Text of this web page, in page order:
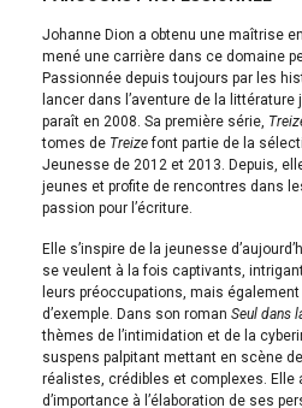
Johanne Dion a obtenu une maîtrise
mené une carrière dans ce domaine
Passionnée depuis toujours par les
lancer dans l’aventure de la
paraît en 2008. Sa première série,
tomes de Treizefont partie de la
Jeunesse de 2012 et 2013. Depuis,
jeunes et profite de rencontres dans
passion pour l’écriture.
Elle s’inspire de la jeunesse
se veulent à la fois captivants,
leurs préoccupations, mais
d’exemple. Dans son roman Seul dans
thèmes de l’intimidation et de la
suspens palpitant mettant en scène
réalistes, crédibles et complexes. Elle
d’importance à l’élaboration de ses